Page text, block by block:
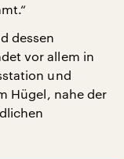
dessen
vor allem in
und
Hügel, nahe der